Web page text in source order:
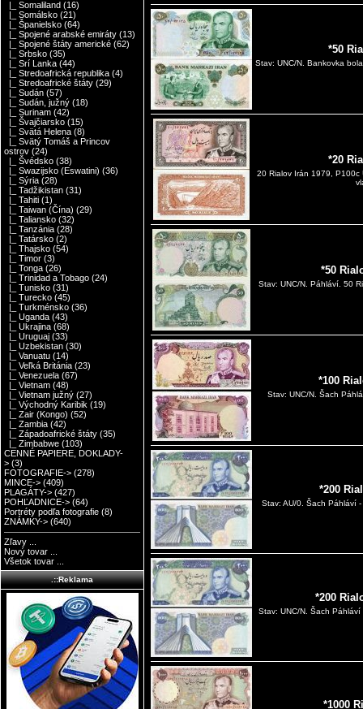
|_ Somaliland (16)
|_ Somálsko (21)
|_ Španielsko (64)
|_ Spojené arabské emiráty (13)
|_ Spojené štáty americké (62)
|_ Srbsko (35)
|_ Srí Lanka (44)
|_ Stredoafrická republika (4)
|_ Stredoafrické štáty (29)
|_ Sudán (57)
|_ Sudán, južný (18)
|_ Surinam (42)
|_ Švajčiarsko (15)
|_ Svätá Helena (8)
|_ Svätý Tomáš a Princov
ostrov (24)
|_ Švédsko (38)
|_ Swazijsko (Eswatini) (36)
|_ Sýria (28)
|_ Tadžikistan (31)
|_ Tahiti (1)
|_ Taiwan (Čína) (29)
|_ Taliansko (32)
|_ Tanzánia (28)
|_ Tatársko (2)
|_ Thajsko (54)
|_ Timor (3)
|_ Tonga (26)
|_ Trinidad a Tobago (24)
|_ Tunisko (31)
|_ Turecko (45)
|_ Turkménsko (36)
|_ Uganda (43)
|_ Ukrajina (68)
|_ Uruguaj (33)
|_ Uzbekistan (30)
|_ Vanuatu (14)
|_ Veľká Británia (23)
|_ Venezuela (67)
|_ Vietnam (48)
|_ Vietnam južný (27)
|_ Východný Karibik (19)
|_ Zair (Kongo) (52)
|_ Zambia (42)
|_ Západoafrické štáty (35)
|_ Zimbabwe (103)
CENNÉ PAPIERE, DOKLADY-
> (3)
FOTOGRAFIE-> (278)
MINCE-> (409)
PLAGÁTY-> (427)
POHĽADNICE-> (64)
Portréty podľa fotografie (8)
ZNÁMKY-> (640)
Zľavy ...
Nový tovar ...
Všetok tovar ...
.::Reklama
*50
Stav: UNC/N. Bankovka
*20
20 Rialov Irán 1979, P100c
*50
Stav: UNC/N. Páhláví. 50
*100
Stav: UNC/N. Šach
*200
Stav: AU/0. Šach Páhláví
*200
Stav: UNC/N. Šach
*1000